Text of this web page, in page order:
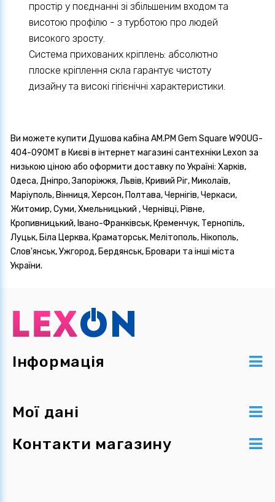
простір у поєднанні зі збільшеним входом та
висотою профілю - з турботою про людей
високого зросту.
Система прихованих кріплень: абсолютно
плоске кріплення скла гарантує чистоту
дизайну та високі гігієнічні характеристики.
Ви можете купити Душова кабіна AM.PM Gem Square W90UG-
404-090MT в Києві в інтернет магазині сантехніки Lexon за
низькою ціною або оформити доставку по Україні: Харків,
Одеса, Дніпро, Запоріжжя, Львів, Кривий Ріг, Миколаїв,
Маріуполь, Вінниця, Херсон, Полтава, Чернігів, Черкаси,
Житомир, Суми, Хмельницький , Чернівці, Рівне,
Кропивницький, Івано-Франківськ, Кременчук, Тернопіль,
Луцьк, Біла Церква, Краматорськ, Мелітополь, Нікополь,
Слов'янськ, Ужгород, Бердянськ, Бровари та інші міста
України.
Інформація
Мої дані
Контакти магазину